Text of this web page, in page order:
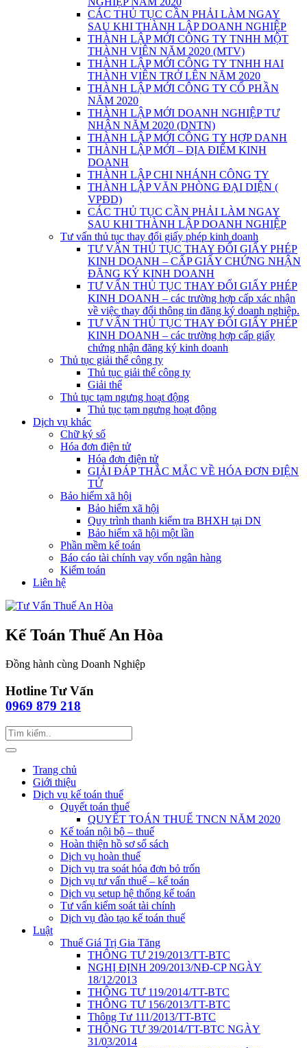
CÁC THỦ TỤC CẦN PHẢI LÀM NGAY
SAU KHI THÀNH LẬP DOANH NGHIỆP
THÀNH LẬP MỚI CÔNG TY TNHH MỘT
THÀNH VIÊN NĂM 2020 (MTV)
THÀNH LẬP MỚI CÔNG TY TNHH HAI
THÀNH VIÊN TRỞ LÊN NĂM 2020
THÀNH LẬP MỚI CÔNG TY CỔ PHẦN
NĂM 2020
THÀNH LẬP MỚI DOANH NGHIỆP TƯ
NHÂN NĂM 2020 (DNTN)
THÀNH LẬP MỚI CÔNG TY HỢP DANH
THÀNH LẬP MỚI – ĐỊA ĐIỂM KINH
DOANH
THÀNH LẬP CHI NHÁNH CÔNG TY
THÀNH LẬP VĂN PHÒNG ĐẠI DIỆN (
VPĐD)
CÁC THỦ TỤC CẦN PHẢI LÀM NGAY
SAU KHI THÀNH LẬP DOANH NGHIỆP
Tư vấn thủ tục thay đổi giấy phép kinh doanh
TƯ VẤN THỦ TỤC THAY ĐỔI GIẤY PHÉP
KINH DOANH – CẤP GIẤY CHỨNG NHẬN
ĐĂNG KÝ KINH DOANH
TƯ VẤN THỦ TỤC THAY ĐỔI GIẤY PHÉP
KINH DOANH – các trường hợp cấp xác nhận
về việc thay đổi thông tin đăng ký doanh nghiệp.
TƯ VẤN THỦ TỤC THAY ĐỔI GIẤY PHÉP
KINH DOANH – các trường hợp cấp giấy
chứng nhận đăng ký kinh doanh
Thủ tục giải thể công ty
Thủ tục giải thể công ty
Giải thể
Thủ tục tạm ngưng hoạt động
Thủ tục tạm ngưng hoạt động
Dịch vụ khác
Chữ ký số
Hóa đơn điện tử
Hóa đơn điện tử
GIẢI ĐÁP THẮC MẮC VỀ HÓA ĐƠN ĐIỆN
TỬ
Bảo hiểm xã hội
Bảo hiểm xã hội
Quy trình thanh kiểm tra BHXH tại DN
Bảo hiểm xã hội một lần
Phần mềm kế toán
Báo cáo tài chính vay vốn ngân hàng
Kiểm toán
Liên hệ
Kế Toán Thuế An Hòa
Đồng hành cùng Doanh Nghiệp
Hotline Tư Vấn
0969 879 218
Trang chủ
Giới thiệu
Dịch vụ kế toán thuế
Quyết toán thuế
QUYẾT TOÁN THUẾ TNCN NĂM 2020
Kế toán nội bộ – thuế
Hoàn thiện hồ sơ sổ sách
Dịch vụ hoàn thuế
Dịch vụ tra soát hóa đơn bỏ trốn
Dịch vụ tư vấn thuế – kế toán
Dịch vụ setup hệ thống kế toán
Tư vấn kiểm soát tài chính
Dịch vụ đào tạo kế toán thuế
Luật
Thuế Giá Trị Gia Tăng
THÔNG TƯ 219/2013/TT-BTC
NGHỊ ĐỊNH 209/2013/NĐ-CP NGÀY
18/12/2013
THÔNG TƯ 119/2014/TT-BTC
THÔNG TƯ 156/2013/TT-BTC
Thông Tư 111/2013/TT-BTC
THÔNG TƯ 39/2014/TT-BTC NGÀY
31/03/2014